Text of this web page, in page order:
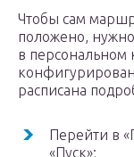
Чтобы сам
положено,
в
расписана
Перейти в
«Пуск»;